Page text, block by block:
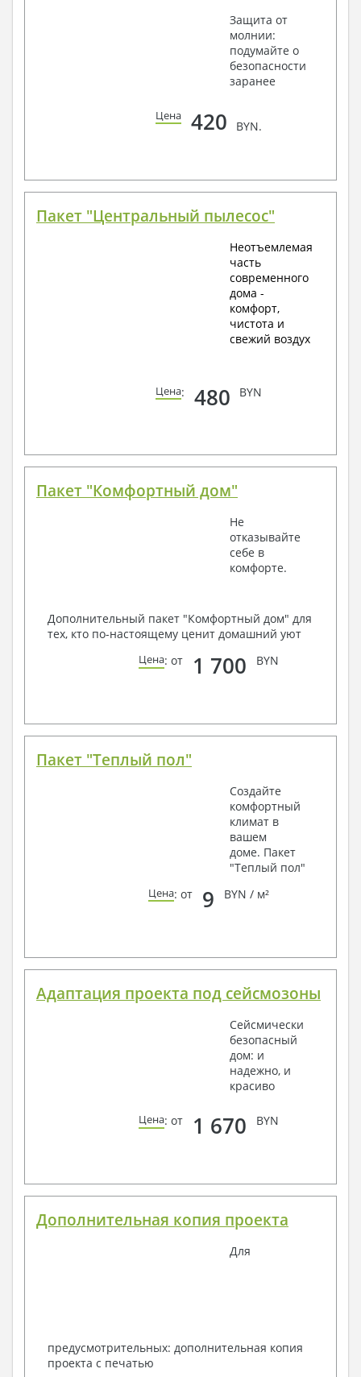
Защита от
молнии:
подумайте о
безопасности
заранее
Цена 420 BYN.
Пакет "Центральный пылесос"
Неотъемлемая
часть
современного
дома -
комфорт,
чистота и
свежий воздух
Цена: 480 BYN
Пакет "Комфортный дом"
Не
отказывайте
себе в
комфорте.
Дополнительный пакет "Комфортный дом" для
тех, кто по-настоящему ценит домашний уют
Цена: от 1 700 BYN
Пакет "Теплый пол"
Создайте
комфортный
климат в
вашем
доме. Пакет
"Теплый пол"
Цена: от 9 BYN / м²
Адаптация проекта под сейсмозоны
Сейсмически
безопасный
дом: и
надежно, и
красиво
Цена: от 1 670 BYN
Дополнительная копия проекта
Для
предусмотрительных: дополнительная копия
проекта с печатью